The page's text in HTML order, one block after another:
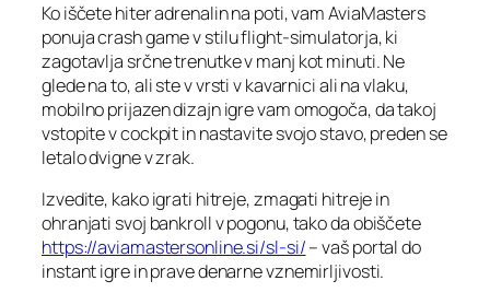
Ko iščete hiter adrenalin na poti, vam AviaMasters
ponuja crash game v stilu flight‑simulatorja, ki
zagotavlja srčne trenutke v manj kot minuti. Ne
glede na to, ali ste v vrsti v kavarnici ali na vlaku,
mobilno prijazen dizajn igre vam omogoča, da takoj
vstopite v cockpit in nastavite svojo stavo, preden se
letalo dvigne v zrak.
Izvedite, kako igrati hitreje, zmagati hitreje in
ohranjati svoj bankroll v pogonu, tako da obiščete
https://aviamastersonline.si/sl-si/– vaš portal do
instant igre in prave denarne vznemirljivosti.